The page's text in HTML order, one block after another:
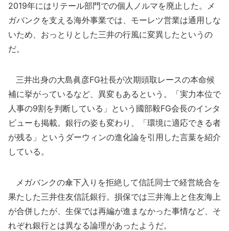
2019年にはリテール部門での個人ノルマを廃止した。メ
ガバンクを支える海外事業では、モーレツ営業は通用しな
いため、おっとりとした三井の行風に変異したというの
だ。
三井出身の大島眞彦FG社長が次期頭取レースの本命候
補に挙がっているなど、異変もあるという。「実力本位で
人事の9割を判断している」という國部毅FG会長のインタ
ビューも掲載。銀行の姿も変わり、「環境に適応できる者
が残る」というダーウィンの進化論を引用した言葉を紹介
している。
メガバンクの傘下入りを拒絶して信託同士で経営統合を
果たした三井住友信託銀行。損保では三井海上と住友海上
が合併したが、生保では再編が進まなかった事情など、そ
れぞれ銀行とは異なる論理があったようだ。